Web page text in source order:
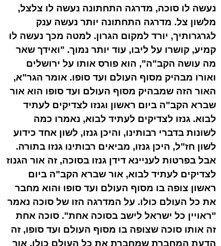
נעשה לו סוכה, מדרגה התחתונה נעשה לו צלצל,
מלשון צל. מדרגה התחתונה יותר נעשה ענק
לגרגרותיך, יורד למקום הגרון. למטה מכך נעשה לו
קמיע, קושרו על ליבו, עוד יותר נמוך. "ואידך שאר
מה עושה הקב"ה", הוא פורס אותו על ירושלים
ואורו מבהיק מסוף העולם ועד סופו. אומר הגר"א,
האור הזה שמבהיק מסוף העולם ועד סופו הוא אור
שברא הקב"ה ביום ראשון וגנזו לצדיקים לעתיד
לבוא. גנזו לצדיקים לעתיד לבוא, נאמרו כמה
לשונות בדברי רבותינו, והיכן גנזו, לשון אחד כידוע
לשון חז"ל, היכן גנזו, מביאים רבותינו גנזו בתורה.
אבל בפרטות לעניינא דידן גנזו בסוכה, זה אור הגנוז
לצדיקים לעתיד לבוא, אור שברא הקב"ה ביום
ראשון צופה בו מסוף העולם ועד סופו והוא מחבר
את כל העולם כולו. על המדרגה הזו של סוכה נאמר
"ראויין כל ישראל לישב בסוכה אחת". סוכה אחת
זה אותו סוכה שצופה בו מסוף העולם ועד סופו, זה
הדעת המחברת שמחברת את כל העולם כולו, אור